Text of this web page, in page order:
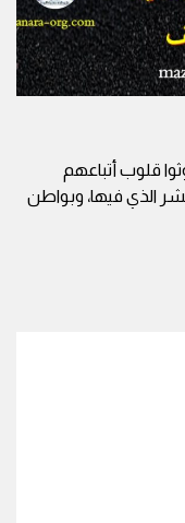
قلوب أتباعهم
الذي فيها، وبواطن